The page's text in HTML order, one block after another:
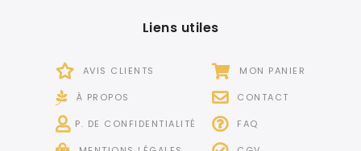
Liens utiles
AVIS CLIENTS
À PROPOS
P. DE CONFIDENTIALITÉ
MON PANIER
CONTACT
FAQ